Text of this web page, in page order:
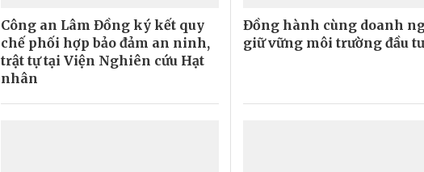
Công an Lâm Đồng ký kết quy
chế phối hợp bảo đảm an ninh,
trật tự tại Viện Nghiên cứu Hạt
nhân
Đồng hành cùng doanh
giữ vững môi trường đầu tư